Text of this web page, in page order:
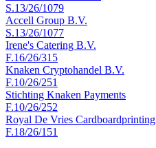
S.13/26/1079
Accell Group B.V.
S.13/26/1077
Irene's Catering B.V.
F.16/26/315
Knaken Cryptohandel B.V.
F.10/26/251
Stichting Knaken Payments
F.10/26/252
Royal De Vries Cardboardprinting
F.18/26/151